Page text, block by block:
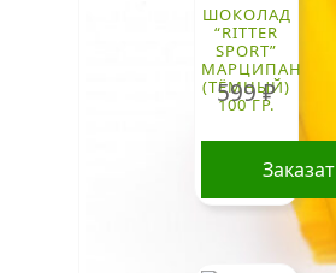
ШОКОЛАД
“RITTER
SPORT”
МАРЦИПАН
(ТЁМНЫЙ)
100 ГР.
599₽